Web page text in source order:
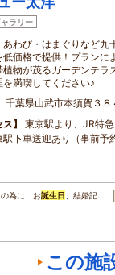
ラリー
あわび・はまぐりなど九
低価格で提供！プランに
植物が茂るガーデンテラ
を満喫してください♪
千葉県山武市本須賀３８
ス
東京駅より、JR特
駅下車送迎あり（事前予
為に、お誕生日 、結婚記…
この施